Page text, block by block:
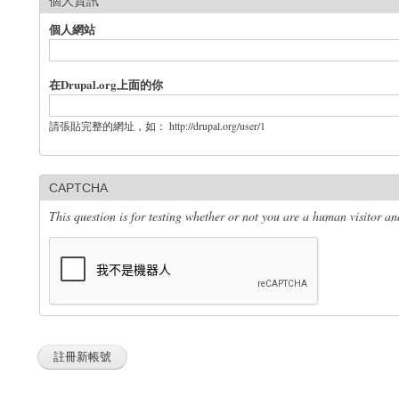
個人網站
在Drupal.org上面的你
請張貼完整的網址，如： http://drupal.org/user/1
CAPTCHA
This question is for testing whether or not you are a human visitor